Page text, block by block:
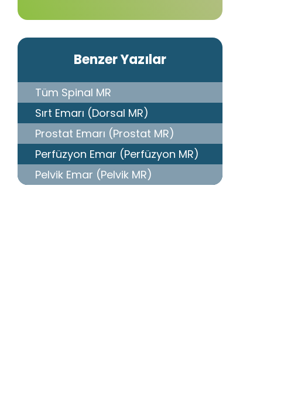
Benzer Yazılar
Tüm Spinal MR
Sırt Emarı (Dorsal MR)
Prostat Emarı (Prostat MR)
Perfüzyon Emar (Perfüzyon MR)
Pelvik Emar (Pelvik MR)